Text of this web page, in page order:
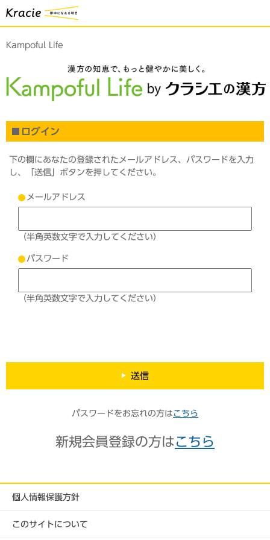
Kampoful Life
ログイン
下の欄にあなたの登録されたメールアドレス、パスワードを入力
し、「送信」ボタンを押してください。
メールアドレス
（半角英数文字で入力してください）
パスワード
（半角英数文字で入力してください）
送信
パスワードをお忘れの方は こちら
新規会員登録の方は こちら
個人情報保護方針
このサイトについて